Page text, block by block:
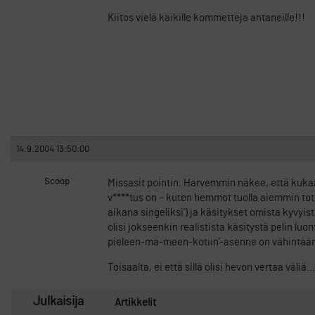
Kiitos vielä kaikille kommetteja antaneille!!!
14.9.2004 13:50:00
Scoop
Missasit pointin. Harvemmin näkee, että
v****tus on – kuten hemmot tuolla aiemmin
aikana singeliksi’) ja käsitykset omista
olisi jokseenkin realistista käsitystä pelin
pieleen-mä-meen-kotiin’-asenne on
Toisaalta, ei että sillä olisi hevon vertaa
Julkaisija Artikkelit